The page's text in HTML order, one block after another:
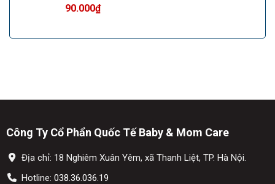
90.000₫
Công Ty Cổ Phẩn Quốc Tế Baby & Mom Care
Địa chỉ: 18 Nghiêm Xuân Yêm, xã Thanh Liệt, TP. Hà Nội.
Hotline: 038.36.036.19